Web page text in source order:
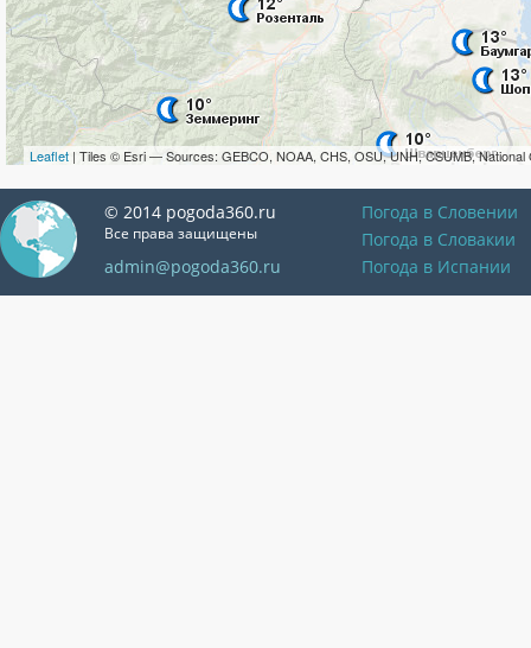
Leaflet | Tiles © Esri — Sources: GEBCO, NOAA, CHS, OSU, UNH, CSUMB, National
© 2014 pogoda360.ru
Все права защищены
admin@pogoda360.ru
Погода в Словении
Погода в Словакии
Погода в Испании